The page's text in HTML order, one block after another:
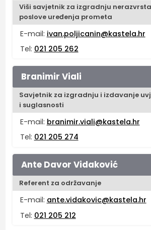
Viši savjetnik za izgradnju
poslove uređenja prometa
E-mail: ivan.poljicanin@kastela.hr
Tel: 021 205 262
Branimir Viali
Savjetnik za izgradnju i izdavanje
i suglasnosti
E-mail: branimir.viali@kastela.hr
Tel: 021 205 274
Ante Davor Vidaković
Referent za održavanje
E-mail: ante.vidakovic@kastela.hr
Tel: 021 205 212